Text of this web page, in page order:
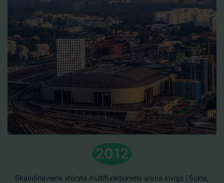
2012
Skandinaviens största multifunktionella arena invigs i Solna,